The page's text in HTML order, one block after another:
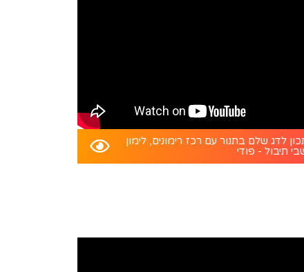
לדג שלם בתנור עם רכז רימונים, לימון
תיבול - פודי